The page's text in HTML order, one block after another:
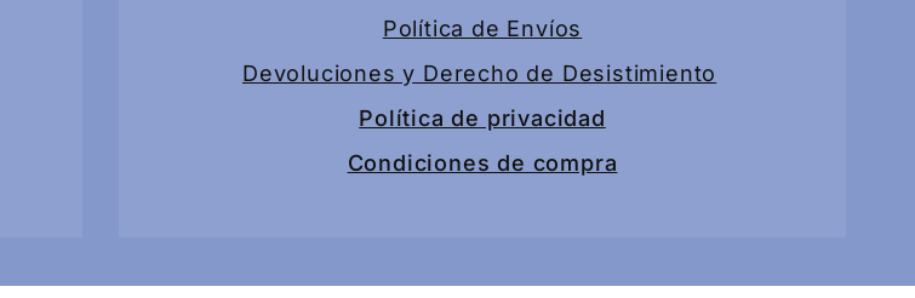
Política de Envíos
Devoluciones y Derecho de Desistimiento
Política de privacidad
Condiciones de compra